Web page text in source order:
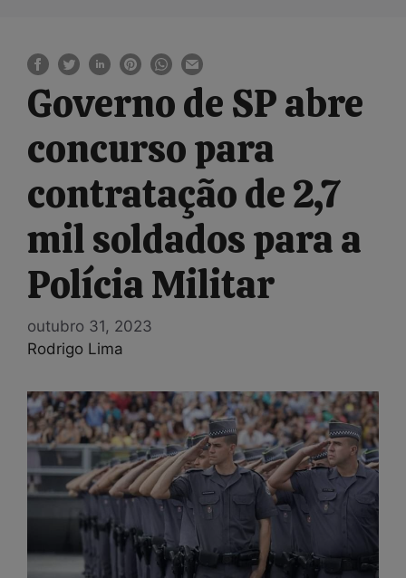
Governo de SP abre
concurso para
contratação de 2,7
mil soldados para a
Polícia Militar
outubro 31, 2023
Rodrigo Lima